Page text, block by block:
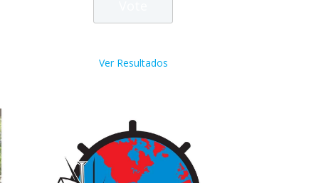
Ver Resultados